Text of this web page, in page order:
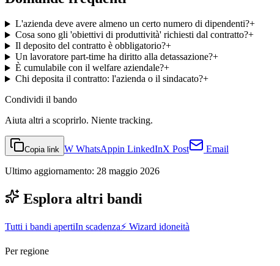
L'azienda deve avere almeno un certo numero di dipendenti?+
Cosa sono gli 'obiettivi di produttività' richiesti dal contratto?+
Il deposito del contratto è obbligatorio?+
Un lavoratore part-time ha diritto alla detassazione?+
È cumulabile con il welfare aziendale?+
Chi deposita il contratto: l'azienda o il sindacato?+
Condividi il bando
Aiuta altri a scoprirlo. Niente tracking.
Copia link W WhatsAppin LinkedInX Post Email
Ultimo aggiornamento: 28 maggio 2026
Esplora altri bandi
Tutti i bandi apertiIn scadenza⚡ Wizard idoneità
Per regione